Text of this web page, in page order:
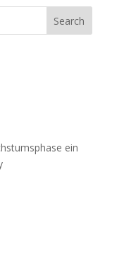
ein